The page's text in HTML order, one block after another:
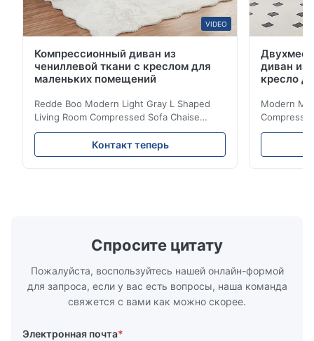
VIDEO
Компрессионный диван из
чениллевой ткани с креслом для
маленьких помещений
Redde Boo Modern Light Gray L Shaped
Living Room Compressed Sofa Chaise
Lounge Product Overview High resilience
soft sectional sofa designed for small
spaces, featuring a contemporary light gray
Контакт теперь
диван из
кресло
Modern
Room
Спросите цитату
Пожалуйста, воспользуйтесь нашей онлайн-формой
для запроса, если у вас есть вопросы, наша команда
свяжется с вами как можно скорее.
Электронная почта*